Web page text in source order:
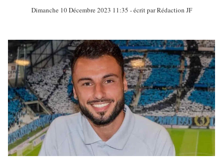
Dimanche 10 Décembre 2023 11:35 - écrit par Rédaction JF